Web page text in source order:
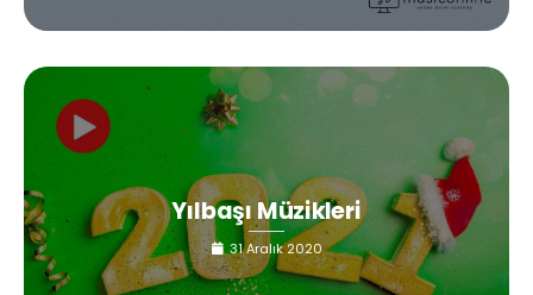
Yılbaşı Müzikleri
31 Aralık 2020